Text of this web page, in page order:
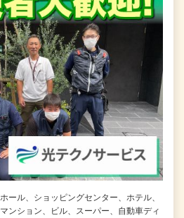
ール、ショッピングセンター、ホテル、
ンション、ビル、スーパー、自動車ディ